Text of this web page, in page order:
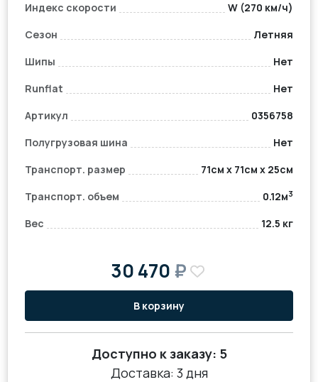
Индекс скорости
W (270 км/ч)
Сезон
Летняя
Шипы
Нет
Runflat
Нет
Артикул
0356758
Полугрузовая шина
Нет
Транспорт. размер
71см x 71см x 25см
Транспорт. объем
0.12м3
Вес 12.5 кг
30 470₽
В корзину
Доступно к заказу: 5
Доставка: 3 дня